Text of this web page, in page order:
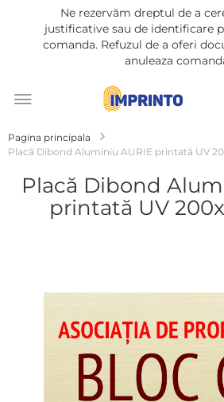
Ne rezervăm dreptul de a
justificative sau de identificare
comanda. Refuzul de a oferi
anuleaza
la
Pagina principala
Placă Dibond Aluminiu AURIE printată UV
Placă Dibond
printată UV